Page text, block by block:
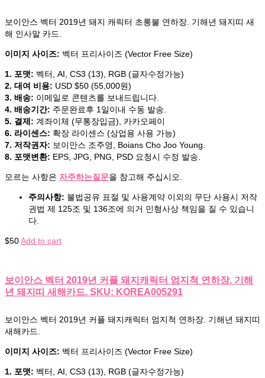
보이안스 벡터 2019년 돼지 캐릭터 초롱불 연하장. 기해년 돼지띠 새
해 인사말 카드.
이미지 사이즈: 벡터 프리사이즈 (Vector Free Size)
1. 포맷: 벡터, AI, CS3 (13), RGB (글자수정가능)
2. 대여 비용: USD $50 (55,000원)
3. 배송: 이메일로 콘텐츠를 보내드립니다.
4. 배송기간: 주문완료후 1일이내 수동 발송.
5. 결제: 계좌이체 (무통장입금), 카카오페이
6. 라이센스: 확장 라이센스 (상업용 사용 가능)
7. 저작권자: 보이안스 조주영, Boians Cho Joo Young.
8. 포맷변환: EPS, JPG, PNG, PSD 요청시 수정 발송.
모르는 사항은 자주하는질문을 참고해 주십시오.
주의사항: 불법공유 표절 및 사용계약 이외의 무단 사용시 저작
권법 제 125조 및 136조에 의거 민형사상 책임을 질 수 있습니
다.
$50Add to cart
보이안스 벡터 2019년 커플 돼지캐릭터 엄지척 연하장. 기해
년 돼지띠 새해카드. SKU: KOREA005291
보이안스 벡터 2019년 커플 돼지캐릭터 엄지척 연하장. 기해년 돼지띠
새해카드.
이미지 사이즈: 벡터 프리사이즈 (Vector Free Size)
1. 포맷: 벡터, AI, CS3 (13), RGB (글자수정가능)